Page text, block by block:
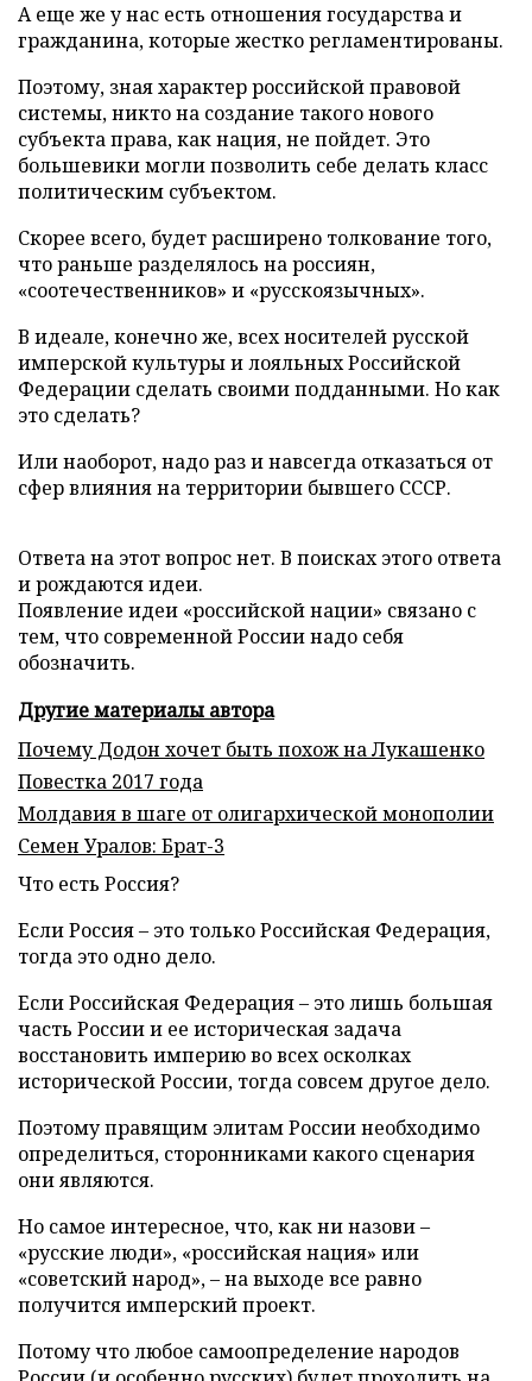
А еще же у нас есть отношения государства и
гражданина, которые жестко регламентированы.
Поэтому, зная характер российской правовой
системы, никто на создание такого нового
субъекта права, как нация, не пойдет. Это
большевики могли позволить себе делать класс
политическим субъектом.
Скорее всего, будет расширено толкование того,
что раньше разделялось на россиян,
«соотечественников» и «русскоязычных».
В идеале, конечно же, всех носителей русской
имперской культуры и лояльных Российской
Федерации сделать своими подданными. Но как
это сделать?
Или наоборот, надо раз и навсегда отказаться от
сфер влияния на территории бывшего СССР.
Ответа на этот вопрос нет. В поисках этого ответа
и рождаются идеи.
Появление идеи «российской нации» связано с
тем, что современной России надо себя
обозначить.
Другие материалы автора
Почему Додон хочет быть похож на Лукашенко
Повестка 2017 года
Молдавия в шаге от олигархической монополии
Семен Уралов: Брат-3
Что есть Россия?
Если Россия – это только Российская Федерация,
тогда это одно дело.
Если Российская Федерация – это лишь большая
часть России и ее историческая задача
восстановить империю во всех осколках
исторической России, тогда совсем другое дело.
Поэтому правящим элитам России необходимо
определиться, сторонниками какого сценария
они являются.
Но самое интересное, что, как ни назови –
«русские люди», «российская нация» или
«советский народ», – на выходе все равно
получится имперский проект.
Потому что любое самоопределение народов